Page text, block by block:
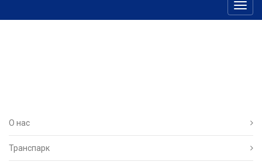
О нас
Транспарк